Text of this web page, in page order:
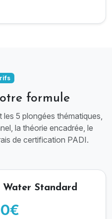
formule
5 plongées thématiques,
la théorie encadrée, le
de certification PADI.
Standard